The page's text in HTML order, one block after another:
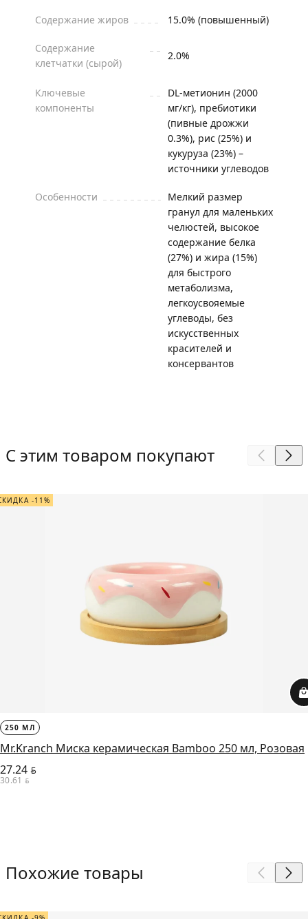
Содержание жиров 15.0% (повышенный)
Содержание
клетчатки (сырой)
2.0%
Ключевые
компоненты
DL-метионин (2000
мг/кг), пребиотики
(пивные дрожжи
0.3%), рис (25%) и
кукуруза (23%) –
источники углеводов
Особенности
Мелкий размер
гранул для маленьких
челюстей, высокое
содержание белка
(27%) и жира (15%)
для быстрого
метаболизма,
легкоусвояемые
углеводы, без
искусственных
красителей и
консервантов
С этим товаром покупают
-11%
250 МЛ
Mr.Kranch Миска керамическая Bamboo 250 мл, Розовая
27.24 BYN
30.61 BYN
Похожие товары